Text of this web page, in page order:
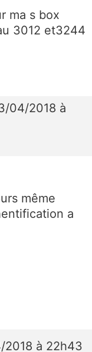
ma s box
3012 et3244
04/2018 à
même
a
à 22h43